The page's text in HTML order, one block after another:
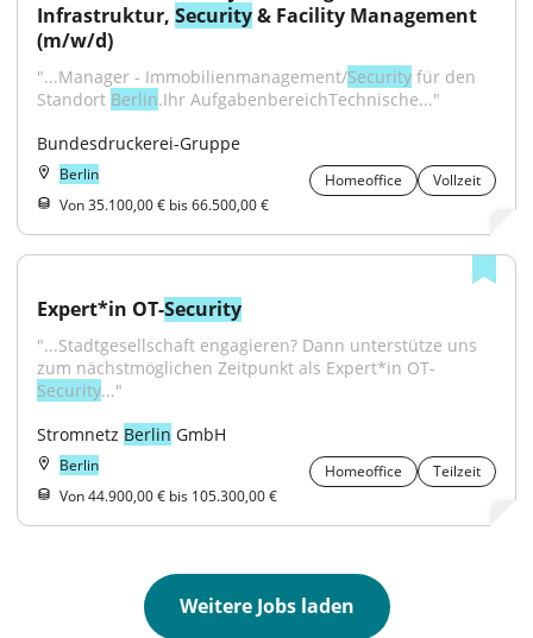
Infrastruktur, Security & Facility Management
(m/w/d)
"...Manager - Immobilienmanagement/Security für den
Standort Berlin.Ihr AufgabenbereichTechnische..."
Bundesdruckerei-Gruppe
Berlin Homeoffice
Vollzeit
Von 35.100,00 € bis 66.500,00 €
Expert*in OT-Security
"...Stadtgesellschaft engagieren? Dann unterstütze uns
zum nächstmöglichen Zeitpunkt als Expert*in OT-
Security..."
Stromnetz Berlin GmbH
Berlin Homeoffice
Teilzeit
Von 44.900,00 € bis 105.300,00 €
Weitere Jobs laden